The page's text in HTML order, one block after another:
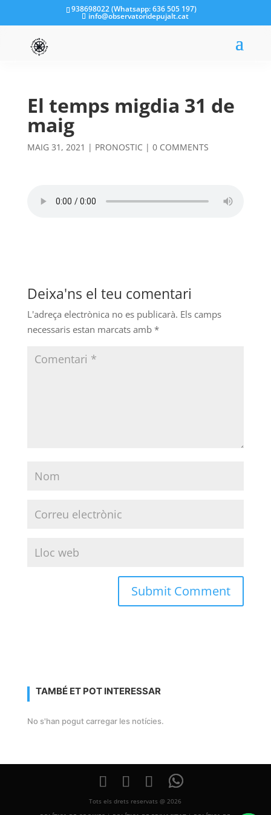
938698022 (Whatsapp: 636 505 197)
info@observatoridepujalt.cat
El temps migdia 31 de
maig
MAIG 31, 2021 | PRONOSTIC | 0 COMMENTS
Deixa'ns el teu comentari
L'adreça electrònica no es publicarà. Els camps
necessaris estan marcats amb *
TAMBÉ ET POT INTERESSAR
No s'han pogut carregar les notícies.
Tots els drets reservats @ 2026